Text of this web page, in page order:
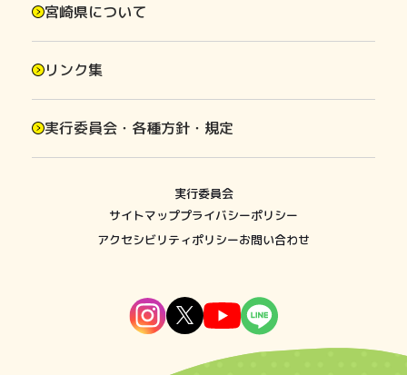
宮崎県について
リンク集
実行委員会・各種方針・規定
実行委員会
サイトマッププライバシーポリシー
アクセシビリティポリシーお問い合わせ